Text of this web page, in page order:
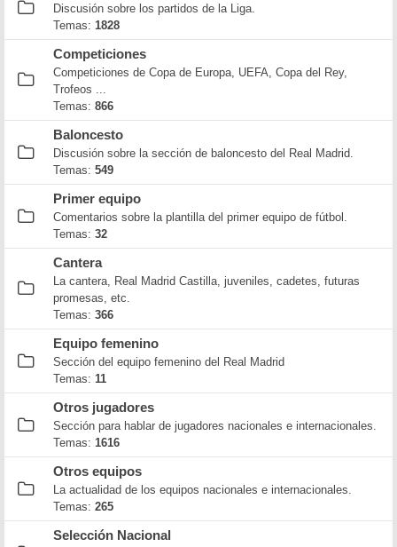
Discusión sobre los partidos de la Liga.
Temas: 1828
Competiciones
Competiciones de Copa de Europa, UEFA, Copa del Rey,
Trofeos ...
Temas: 866
Baloncesto
Discusión sobre la sección de baloncesto del Real Madrid.
Temas: 549
Primer equipo
Comentarios sobre la plantilla del primer equipo de fútbol.
Temas: 32
Cantera
La cantera, Real Madrid Castilla, juveniles, cadetes, futuras
promesas, etc.
Temas: 366
Equipo femenino
Sección del equipo femenino del Real Madrid
Temas: 11
Otros jugadores
Sección para hablar de jugadores nacionales e internacionales.
Temas: 1616
Otros equipos
La actualidad de los equipos nacionales e internacionales.
Temas: 265
Selección Nacional